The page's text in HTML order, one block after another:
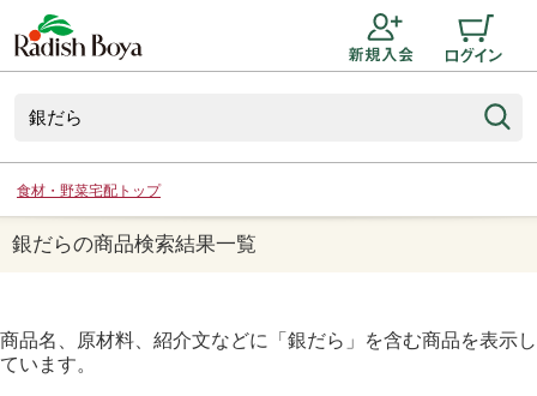
食材・野菜宅配トップ
銀だらの商品検索結果一覧
商品名、原材料、紹介文などに「 銀だら 」を含む商品を表示し
ています。